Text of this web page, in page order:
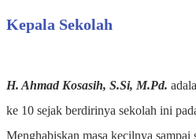
Kepala Sekolah
H. Ahmad Kosasih, S.Si, M.Pd.
ke 10 sejak berdirinya sekolah ini
Menghabiskan masa kecilnya